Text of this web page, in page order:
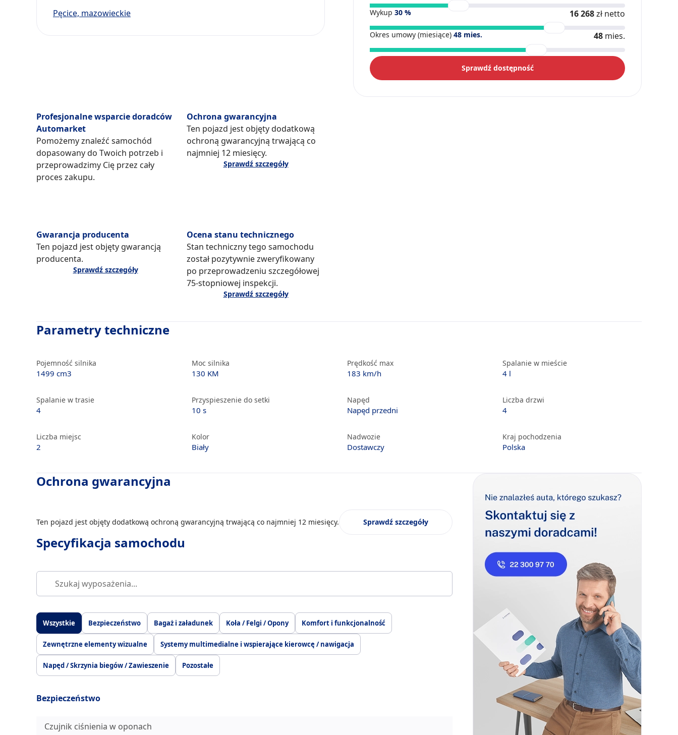
Wykup 30 % 16 268zł netto
Okres umowy (miesiące) 48 mies. 48 mies.
Sprawdź dostępność
Profesjonalne wsparcie doradców
Automarket
Pomożemy znaleźć samochód
dopasowany do Twoich potrzeb i
przeprowadzimy Cię przez cały
proces zakupu.
Ochrona gwarancyjna
Ten pojazd jest objęty dodatkową
ochroną gwarancyjną trwającą co
najmniej 12 miesięcy.
Sprawdź szczegóły
Gwarancja producenta
Ten pojazd jest objęty gwarancją
producenta.
Sprawdź szczegóły
Ocena stanu technicznego
Stan techniczny tego samochodu
został pozytywnie zweryfikowany
po przeprowadzeniu szczegółowej
75-stopniowej inspekcji.
Sprawdź szczegóły
Parametry techniczne
Pojemność silnika
1499 cm3
Moc silnika
130 KM
Prędkość max
183 km/h
Spalanie w mieście
4 l
Spalanie w trasie
4
Przyspieszenie do setki
10 s
Napęd
Napęd przedni
Liczba drzwi
4
Liczba miejsc
2
Kolor
Biały
Nadwozie
Dostawczy
Kraj pochodzenia
Polska
Ochrona gwarancyjna
Ten pojazd jest objęty dodatkową ochroną gwarancyjną trwającą co najmniej 12 miesięcy. Sprawdź szczegóły
Specyfikacja samochodu
Wszystkie Bezpieczeństwo Bagaż i załadunek Koła / Felgi / Opony Komfort i funkcjonalność
Zewnętrzne elementy wizualne Systemy multimedialne i wspierające kierowcę / nawigacja
Napęd / Skrzynia biegów / Zawieszenie Pozostałe
Bezpieczeństwo
Czujnik ciśnienia w oponach
Pęcice, mazowieckie